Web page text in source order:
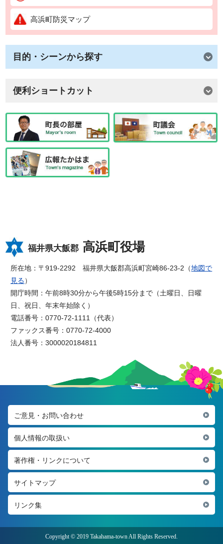
高浜町防災マップ
目的・シーンから探す
便利ショートカット
福井県大飯郡 高浜町役場
所在地：〒919-2292 福井県大飯郡高浜町宮崎86-23-2（地図で
見る）
開庁時間：午前8時30分から午後5時15分まで（土曜日、日曜
日、祝日、年末年始除く）
電話番号：0770-72-1111（代表）
ファックス番号：0770-72-4000
法人番号：3000020184811
ご意見・お問い合わせ
個人情報の取扱い
著作権・リンクについて
サイトマップ
リンク集
Copyright © 2019 Takahama-town All Rights Reserved.